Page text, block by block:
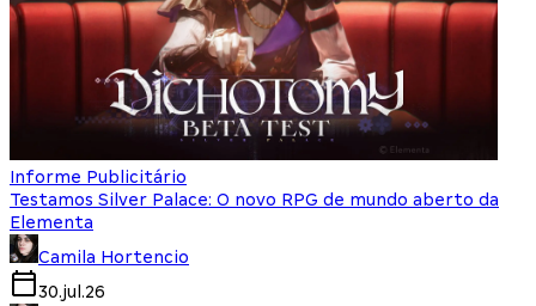
Informe Publicitário
Testamos Silver Palace: O novo RPG de mundo aberto da
Elementa
Camila Hortencio
30.jul.26